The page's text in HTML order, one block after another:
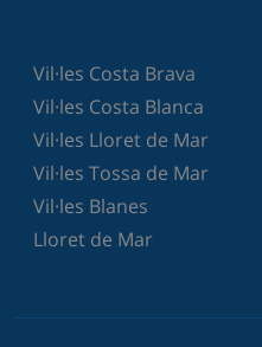
Vil·les Costa Brava
Vil·les Costa Blanca
Vil·les Lloret de Mar
Vil·les Tossa de Mar
Vil·les Blanes
Lloret de Mar